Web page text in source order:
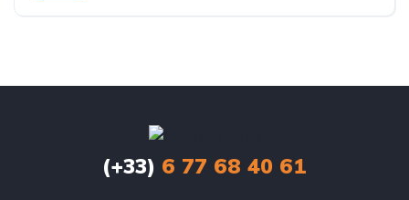
(+33) 6 77 68 40 61